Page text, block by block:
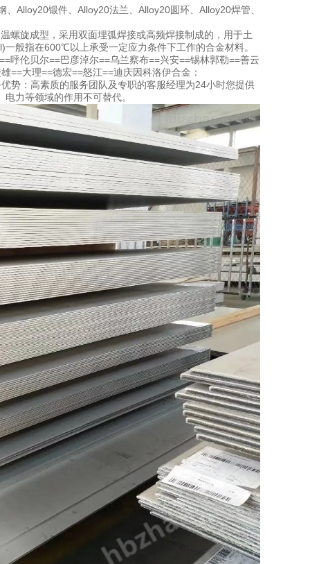
Alloy20锻件、Alloy20法兰、Alloy20圆环、Alloy20焊管、
旋成型，采用双面埋弧焊接或高频焊接制成的，用于土
般指在600℃以上承受一定应力条件下工作的合金材料。
伦贝尔==巴彦淖尔==乌兰察布==兴安==锡林郭勒==善云
==大理==德宏==怒江==迪庆因科洛伊合金：
：高素质的服务团队及专职的客服经理为24小时您提供
力等领域的作用不可替代。